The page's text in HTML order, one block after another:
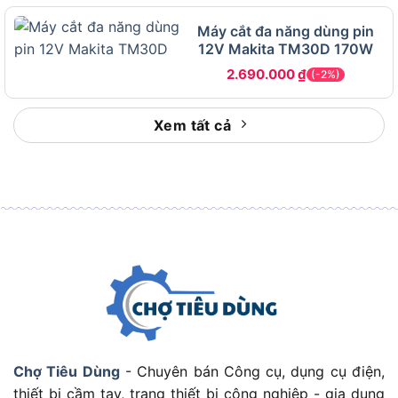
vật liệu tại công trình cải tạo
cấp nước, máy cũng hỗ trợ giảm bụi khi cắt vật
nước để cắt ướt và giảm bụi bay.
máy không thay thế hoàn toàn máy cắt
sàn chuyên dụng trong các đường cắt dài, sâu và
vẫn phù hợp hơn.
kèm pin và sạc là yếu tố ảnh hưởng trực tiếp đến
Phiên bản DCE090T2X2 có gì đáng chú ý khi
chọn mua?
Điểm đáng chú ý của bản DCE090T2X2 là
Máy cắt đa năng dùng pin
12V Makita TM30D 170W
2.690.000₫ (-2%)
Xem tất cả
Chợ Tiêu Dùng- Chuyên bán Công cụ, dụng cụ điện,
thiết bị cầm tay, trang thiết bị công nghiệp - gia dụng